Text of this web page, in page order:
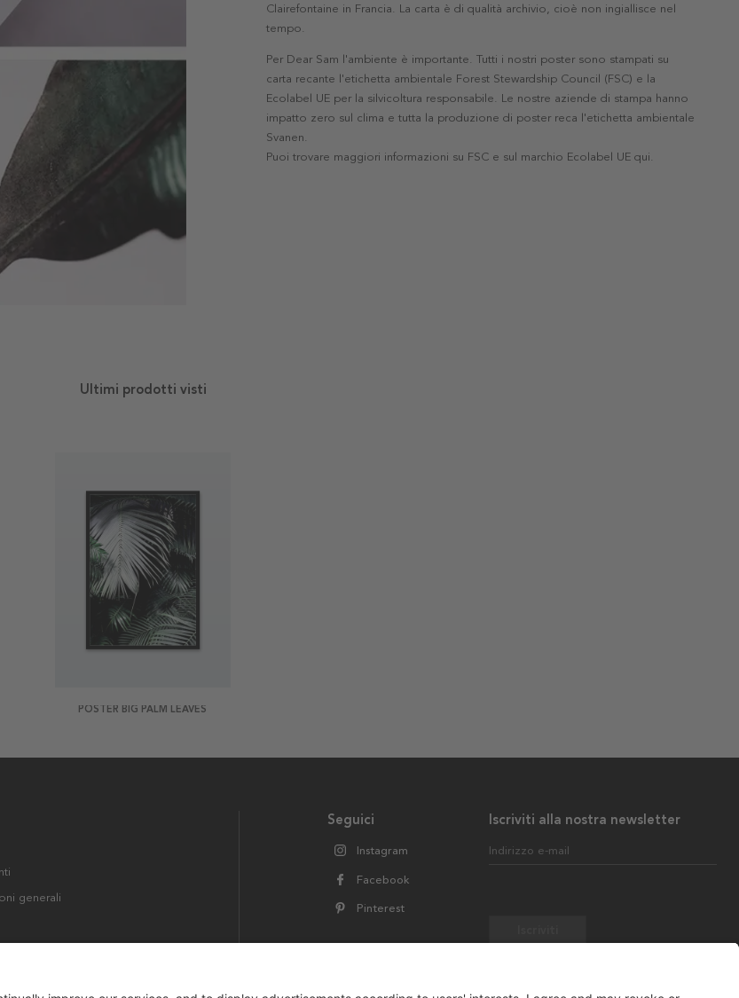
Clairefontaine in Francia. La carta è di qualità archivio, cioè non ingiallisce nel
tempo.
Per Dear Sam l'ambiente è importante. Tutti i nostri poster sono stampati su
carta recante l'etichetta ambientale Forest Stewardship Council (FSC) e la
Ecolabel UE per la silvicoltura responsabile. Le nostre aziende di stampa hanno
impatto zero sul clima e tutta la produzione di poster reca l'etichetta ambientale
Svanen.
Puoi trovare maggiori informazioni su FSC e sul marchio Ecolabel UE qui.
Ultimi prodotti visti
POSTER BIG PALM LEAVES
Iscriviti alla nostra newsletter
Indirizzo e-mail
Seguici
Instagram
Facebook
Pinterest
generali